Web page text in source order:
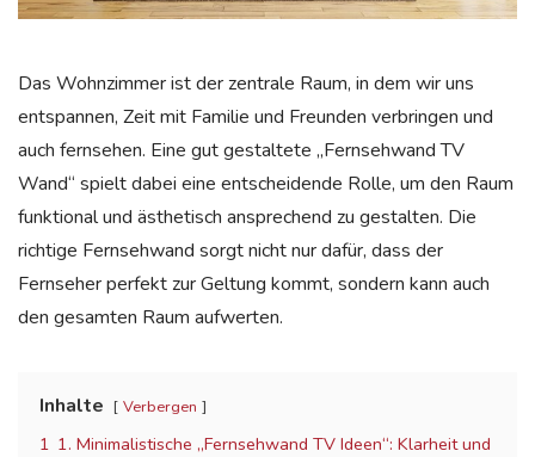
Das Wohnzimmer ist der zentrale Raum, in dem wir uns
entspannen, Zeit mit Familie und Freunden verbringen und
auch fernsehen. Eine gut gestaltete „Fernsehwand TV
Wand“ spielt dabei eine entscheidende Rolle, um den Raum
funktional und ästhetisch ansprechend zu gestalten. Die
richtige Fernsehwand sorgt nicht nur dafür, dass der
Fernseher perfekt zur Geltung kommt, sondern kann auch
den gesamten Raum aufwerten.
Inhalte Verbergen
1 1. Minimalistische „Fernsehwand TV Ideen“: Klarheit und